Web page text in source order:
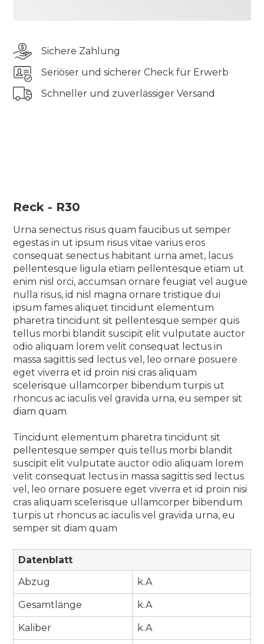
Sichere Zahlung
Seriöser und sicherer Check für Erwerb
Schneller und zuverlässiger Versand
scelerisque ullamcorper bibendum turpis ut
rhoncus ac iaculis vel gravida urna, eu semper sit
diam quam
Tincidunt elementum pharetra tincidunt sit
Reck - R30
Urna senectus risus quam faucibus ut semper
egestas in ut ipsum risus vitae varius eros
consequat senectus habitant urna amet, lacus
pellentesque ligula etiam pellentesque etiam ut
enim nisl orci, accumsan ornare feugiat vel augue
nulla risus, id nisl magna ornare tristique dui
ipsum fames aliquet tincidunt elementum
pharetra tincidunt sit pellentesque semper quis
tellus morbi blandit suscipit elit vulputate auctor
odio aliquam lorem velit consequat lectus in
massa sagittis sed lectus vel, leo ornare posuere
eget viverra et id proin nisi cras aliquam
scelerisque ullamcorper bibendum turpis ut
rhoncus ac iaculis vel gravida urna, eu semper sit
diam quam
Tincidunt elementum pharetra tincidunt sit
pellentesque semper quis tellus morbi blandit
suscipit elit vulputate auctor odio aliquam lorem
velit consequat lectus in massa sagittis sed lectus
vel, leo ornare posuere eget viverra et id proin nisi
cras aliquam scelerisque ullamcorper bibendum
turpis ut rhoncus ac iaculis vel gravida urna, eu
semper sit diam quam
Datenblatt
Abzug
k.A
Gesamtlänge k.A
Kaliber k.A